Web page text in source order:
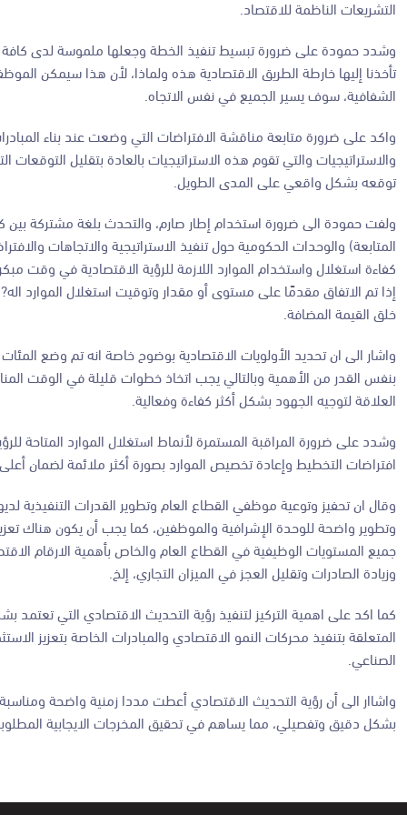
التشريعات الناظمة للاقتصاد.
وشدد حمودة على ضرورة تبسيط تنفيذ الخطة وجعلها ملموسة لدى كافة
تأخذنا إليها خارطة الطريق الاقتصادية هذه ولماذا، لأن هذا سيمكن
الشفافية، سوف يسير الجميع في نفس الاتجاه.
واكد على ضرورة متابعة مناقشة الافتراضات التي وضعت عند بناء
والاستراتيجيات والتي تقوم هذه الاستراتيجيات بالعادة بتقليل
توقعه بشكل واقعي على المدى الطويل.
ولفت حمودة الى ضرورة استخدام إطار صارم، والتحدث بلغة مشتركة بين
كفاءة استغلال واستخدام الموارد اللازمة للرؤية الاقتصادية في وقت
إذا تم الاتفاق مقدمًا على مستوى أو مقدار وتوقيت استغلال الموارد
خلق القيمة المضافة.
بنفس القدر من الأهمية وبالتالي يجب اتخاذ خطوات قليلة في الوقت
العلاقة لتوجيه الجهود بشكل أكثر كفاءة وفعالية.
وشدد على ضرورة المراقبة المستمرة لأنماط استغلال الموارد المتاحة
افتراضات التخطيط وإعادة تخصيص الموارد بصورة أكثر ملائمة لضمان
وتطوير واضحة للوحدة الإشرافية والموظفين، كما يجب أن يكون هناك
جميع المستويات الوظيفية في القطاع العام والخاص بأهمية الارقام
وزيادة الصادرات وتقليل العجز في الميزان التجاري، إلخ.
كما اكد على اهمية التركيز لتنفيذ رؤية التحديث الاقتصادي التي
المتعلقة بتنفيذ محركات النمو الاقتصادي والمبادرات الخاصة بتعزيز
الصناعي.
واشاار الى أن رؤية التحديث الاقتصادي أعطت مددا زمنية واضحة
بشكل دقيق وتفصيلي، مما يساهم في تحقيق المخرجات الايجابية